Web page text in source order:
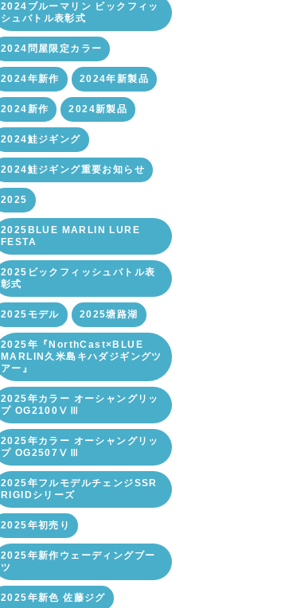
2024ブルーマリン ビックフィッ
シュバトル表彰式
2024問屋限定カラー
2024年新作 2024年新製品
2024新作 2024新製品
2024鮭ジギング
2024鮭ジギング重要お知らせ
2025
2025BLUE MARLIN LURE
FESTA
2025ビックフィッシュバトル表
彰式
2025モデル 2025塘路湖
2025年『NorthCast×BLUE
MARLIN久米島キハダジギングツ
アー』
2025年カラー オーシャングリッ
プ OG2100ⅤⅢ
2025年カラー オーシャングリッ
プ OG2507ⅤⅢ
2025年フルモデルチェンジSSR
RIGIDシリーズ
2025年初売り
2025年新作ウェーディングブー
ツ
2025年新色 佐藤ジグ